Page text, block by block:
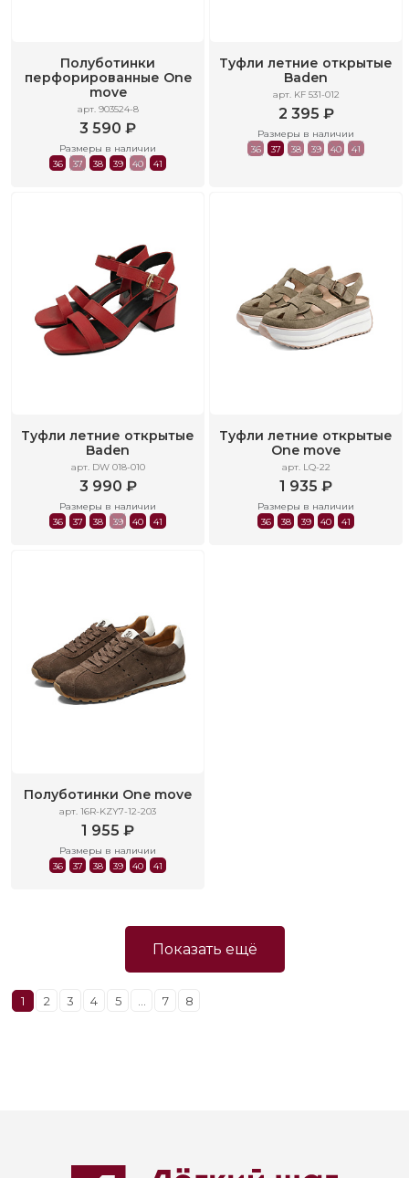
Полуботинки
перфорированные One
move
арт. 903524-8
3 590 ₽
Размеры в наличии
36
37 38 39 40 41
Туфли летние открытые
Baden
арт. KF 531-012
2 395 ₽
Размеры в наличии
36
37 38 39 40 41
Туфли летние открытые
Baden
арт. DW 018-010
3 990 ₽
Размеры в наличии
36
37 38 39 40 41
Туфли летние открытые
One move
арт. LQ-22
1 935 ₽
Размеры в наличии
36
38 39 40 41
Полуботинки One move
арт. 16R-KZY7-12-203
1 955 ₽
Размеры в наличии
36
37 38 39 40 41
Показать ещё
1 2 3 4 5 7 8